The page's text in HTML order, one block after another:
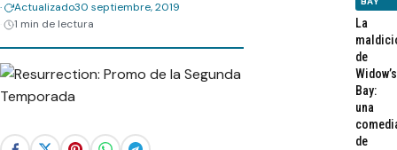
Webisodios
Actualizado30 septiembre, 2019
1 min de lectura
La
de
Widow’s
Bay:
una
de